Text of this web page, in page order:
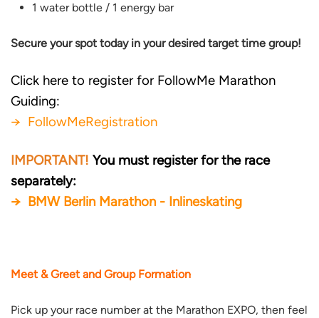
1 water bottle / 1 energy bar
Secure your spot today in your desired target time group!
Click here to register for FollowMe Marathon
Guiding:
→ FollowMeRegistration
IMPORTANT! You must register for the race
separately:
→ BMW Berlin Marathon - Inlineskating
Meet & Greet and Group Formation
Pick up your race number at the Marathon EXPO, then feel